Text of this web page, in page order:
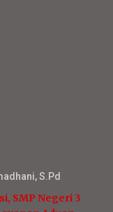
S.Pd
SMP Negeri 3